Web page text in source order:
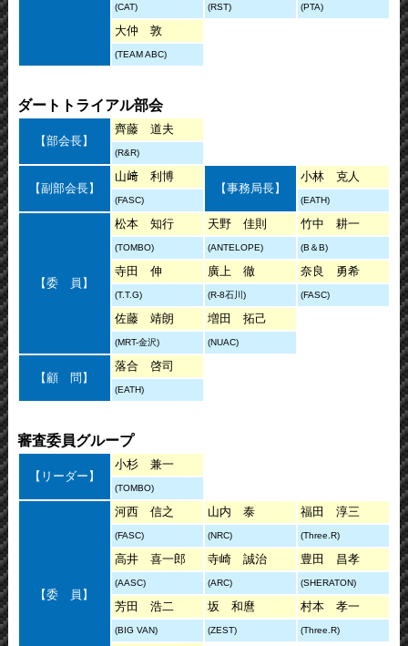
(CAT) (RST) (PTA)
大仲 敦
(TEAM ABC)
ダートトライアル部会
【部会長】
齊藤 道夫
(R&R)
【副部会長】
山﨑 利博
【事務局長】
小林 克人
(FASC) (EATH)
【委 員】
松本 知行 天野 佳則 竹中 耕一
(TOMBO) (ANTELOPE) (B＆B)
寺田 伸 廣上 徹 奈良 勇希
(T.T.G) (R-8石川) (FASC)
佐藤 靖朗 増田 拓己
(MRT-金沢) (NUAC)
【顧 問】
落合 啓司
(EATH)
審査委員グループ
【リーダー】
小杉 兼一
(TOMBO)
【委 員】
河西 信之 山内 泰 福田 淳三
(FASC) (NRC) (Three.R)
高井 喜一郎 寺崎 誠治 豊田 昌孝
(AASC) (ARC) (SHERATON)
芳田 浩二 坂 和麿 村本 孝一
(BIG VAN) (ZEST) (Three.R)